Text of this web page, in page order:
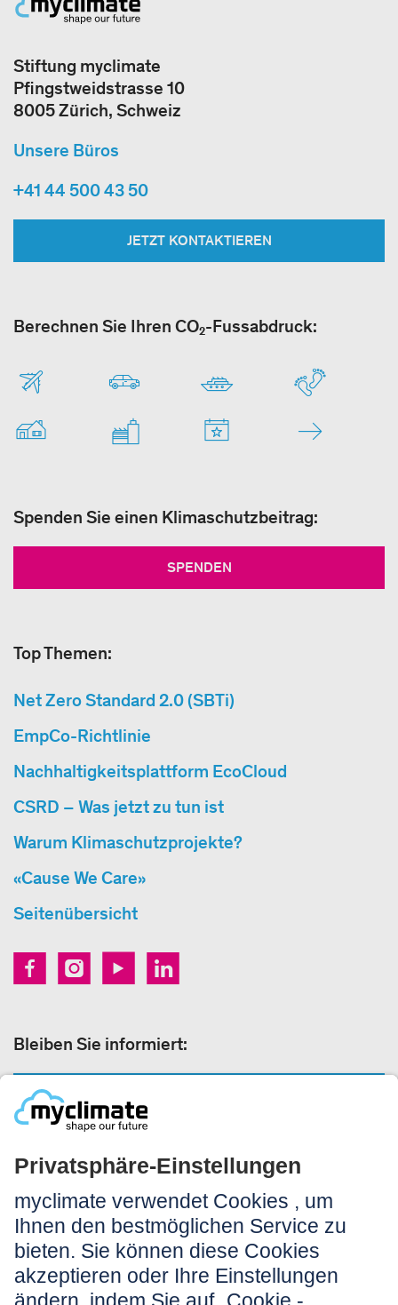
Stiftung myclimate
Pfingstweidstrasse 10
8005 Zürich, Schweiz
Unsere Büros
+41 44 500 43 50
JETZT KONTAKTIEREN
Berechnen Sie Ihren CO₂-Fussabdruck:
Spenden Sie einen Klimaschutzbeitrag:
SPENDEN
Top Themen:
Net Zero Standard 2.0 (SBTi)
EmpCo-Richtlinie
Nachhaltigkeitsplattform EcoCloud
CSRD – Was jetzt zu tun ist
Warum Klimaschutzprojekte?
«Cause We Care»
Seitenübersicht
Bleiben Sie informiert:
Rechtliches:
Impressum
Nutzungshinweis
AGB